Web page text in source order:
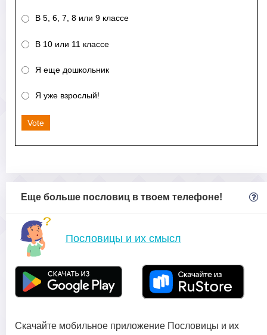
В 5, 6, 7, 8 или 9 классе
В 10 или 11 классе
Я еще дошкольник
Я уже взрослый!
Vote
Еще больше пословиц в твоем телефоне!
Пословицы и их смысл
Скачайте мобильное приложение Пословицы и их